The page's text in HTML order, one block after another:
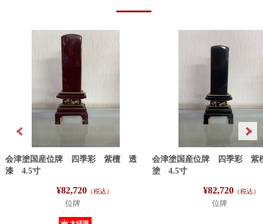
会津塗国産位牌 四季彩 紫檀 透
漆 4.5寸
¥82,720（税込）
位牌
会津塗国産位牌 四季彩
塗 4.5寸
¥82,720（税込）
位牌